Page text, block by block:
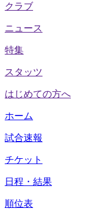
クラブ
ニュース
特集
スタッツ
はじめての方へ
ホーム
試合速報
チケット
日程・結果
順位表